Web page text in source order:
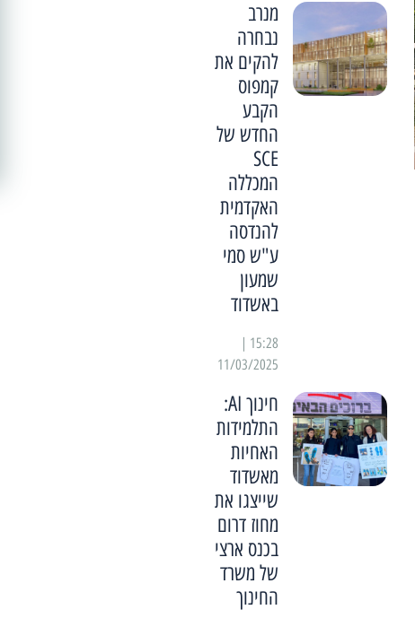
מנרב
נבחרה
להקים את
קמפוס
הקבע
החדש של
SCE
המכללה
האקדמית
להנדסה
ע"ש סמי
שמעון
באשדוד
11/03/2025
חינוך AI:
התלמידות
האחיות
מאשדוד
שייצגו את
מחוז דרום
בכנס ארצי
של משרד
החינוך